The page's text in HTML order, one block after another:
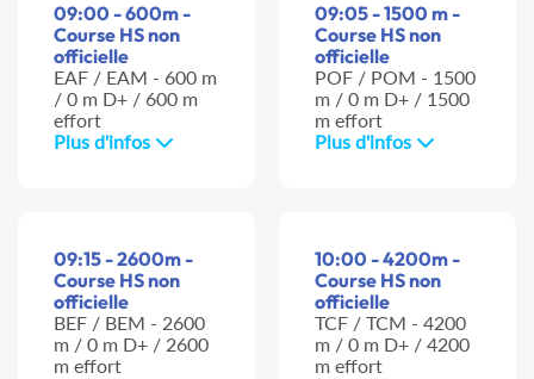
09:00 - 600m -
Course HS non
officielle
EAF / EAM - 600 m
/ 0 m D+ / 600 m
effort
Plus d'infos
09:05 - 1500 m -
Course HS non
officielle
POF / POM - 1500
m / 0 m D+ / 1500
m effort
Plus d'infos
09:15 - 2600m -
Course HS non
officielle
BEF / BEM - 2600
m / 0 m D+ / 2600
m effort
10:00 - 4200m -
Course HS non
officielle
TCF / TCM - 4200
m / 0 m D+ / 4200
m effort